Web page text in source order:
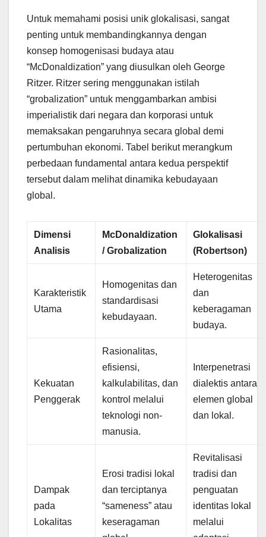
Untuk memahami posisi unik glokalisasi, sangat
penting untuk membandingkannya dengan
konsep homogenisasi budaya atau
“McDonaldization” yang diusulkan oleh George
Ritzer. Ritzer sering menggunakan istilah
“grobalization” untuk menggambarkan ambisi
imperialistik dari negara dan korporasi untuk
memaksakan pengaruhnya secara global demi
pertumbuhan ekonomi. Tabel berikut merangkum
perbedaan fundamental antara kedua perspektif
tersebut dalam melihat dinamika kebudayaan
global.
Dimensi
Analisis
McDonaldization
/ Grobalization
Glokalisasi
(Robertson)
Karakteristik
Utama
Homogenitas dan
standardisasi
kebudayaan.
Heterogenitas
dan
keberagaman
budaya.
Kekuatan
Penggerak
Rasionalitas,
efisiensi,
kalkulabilitas, dan
kontrol melalui
teknologi non-
manusia.
Interpenetrasi
dialektis antara
elemen global
dan lokal.
Dampak
pada
Lokalitas
Erosi tradisi lokal
dan terciptanya
“sameness” atau
keseragaman
Revitalisasi
tradisi dan
penguatan
identitas lokal
melalui